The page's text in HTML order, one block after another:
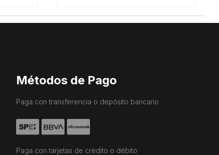
Métodos de Pago
Paga con transferencia o depósito bancario
Paga con tarjetas de crédito o débito